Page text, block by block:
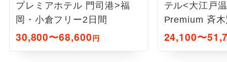
プレミアホテル 門司港>福
岡・小倉フリー2日間
30,800〜68,600円
テル<大江戸
Premium 斉
朝温泉2日間
24,100〜